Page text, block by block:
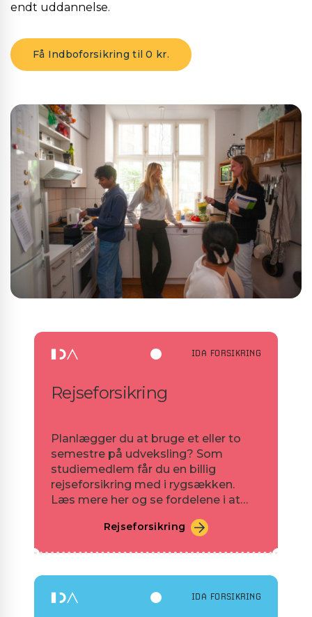
endt uddannelse.
Få Indboforsikring til 0 kr.
IDA FORSIKRING
Rejseforsikring
Planlægger du at bruge et eller to
semestre på udveksling? Som
studiemedlem får du en billig
rejseforsikring med i rygsækken.
Læs mere her og se fordelene i at
Rejseforsikring
IDA FORSIKRING